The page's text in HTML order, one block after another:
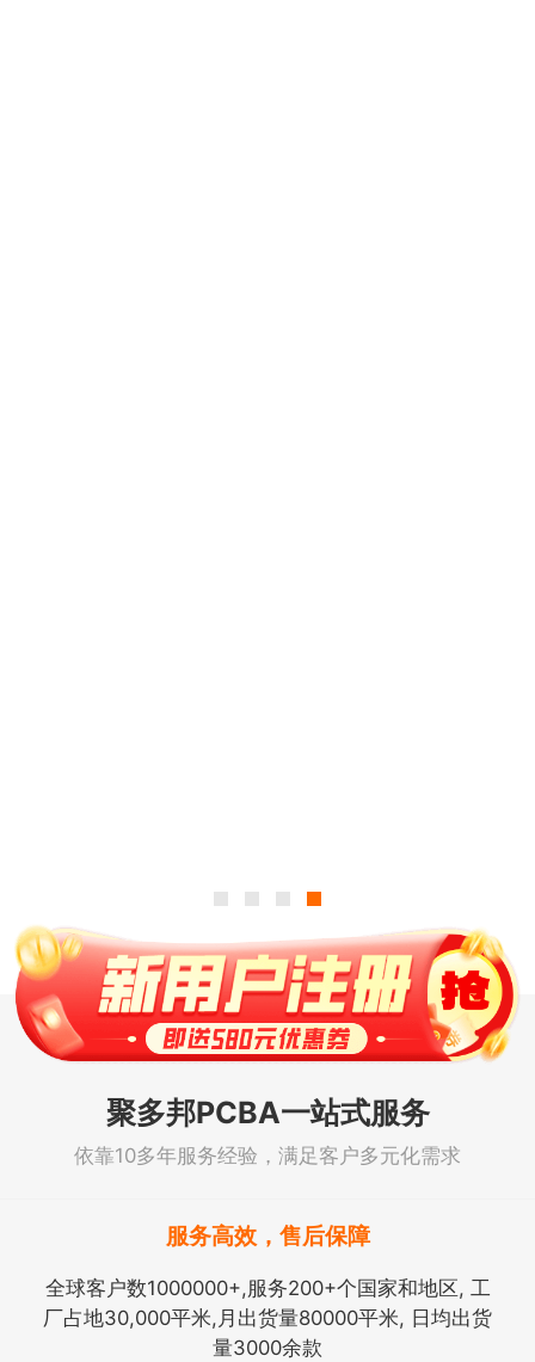
聚多邦PCBA一站式服务
依靠10多年服务经验，满足客户多元化需求
服务高效，售后保障
全球客户数1000000+,服务200+个国家和地区, 工
厂占地30,000平米,月出货量80000平米, 日均出货
量3000余款